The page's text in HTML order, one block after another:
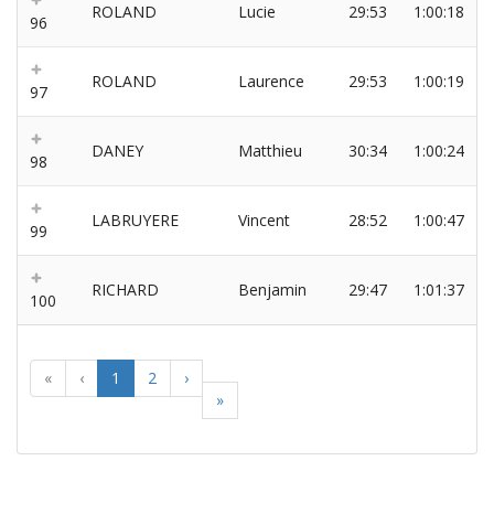
« ‹ 1 2
›
»
96
ROLAND Lucie 29:53 1:00:18
97
ROLAND Laurence 29:53 1:00:19
98
DANEY Matthieu 30:34 1:00:24
99
LABRUYERE Vincent 28:52 1:00:47
100
RICHARD Benjamin 29:47 1:01:37